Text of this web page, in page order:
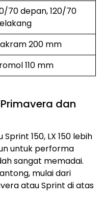
70 depan, 120/70
200 mm
110 mm
dan
150, LX 150 lebih
untuk performa
sangat memadai.
mulai dari
atau Sprint di atas